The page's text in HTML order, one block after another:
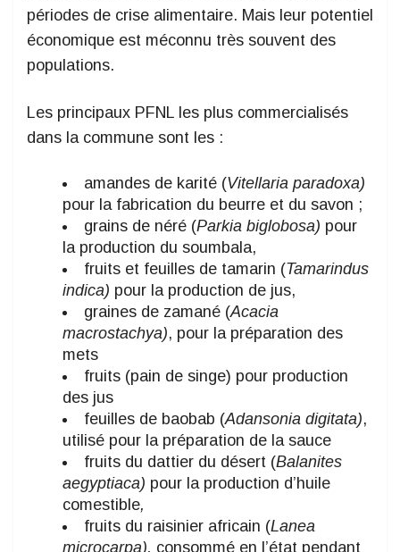
périodes de crise alimentaire. Mais leur potentiel
économique est méconnu très souvent des
populations.
Les principaux PFNL les plus commercialisés
dans la commune sont les :
amandes de karité (Vitellaria paradoxa)
pour la fabrication du beurre et du savon ;
grains de néré (Parkia biglobosa) pour
la production du soumbala,
fruits et feuilles de tamarin (Tamarindus
indica) pour la production de jus,
graines de zamané (Acacia
macrostachya), pour la préparation des
mets
fruits (pain de singe) pour production
des jus
feuilles de baobab (Adansonia digitata),
utilisé pour la préparation de la sauce
fruits du dattier du désert (Balanites
aegyptiaca) pour la production d’huile
comestible,
fruits du raisinier africain (Lanea
microcarpa), consommé en l’état pendant